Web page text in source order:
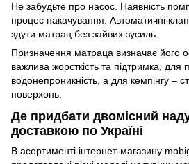
Не забудьте про насос. Наявність
процес накачування. Автоматичні
здути матрац без зайвих зусиль.
Призначення матраца визначає його
важлива жорсткість та підтримка, для
водонепроникність, а для кемпінгу –
поверхонь.
Де придбати двомісний
доставкою по Україні
В асортименті інтернет-магазину